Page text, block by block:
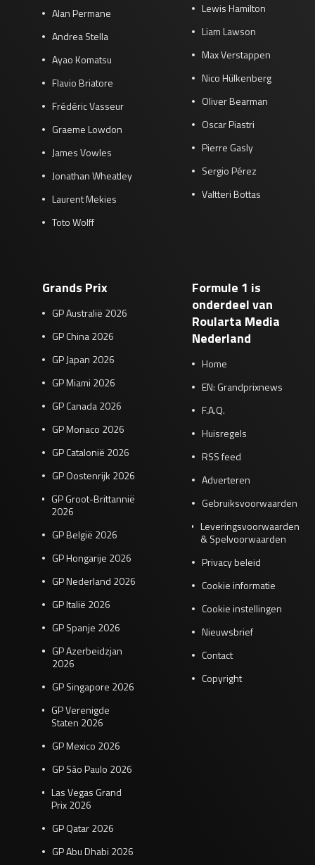
Alan Permane
Andrea Stella
Ayao Komatsu
Flavio Briatore
Frédéric Vasseur
Graeme Lowdon
James Vowles
Jonathan Wheatley
Laurent Mekies
Toto Wolff
Lewis Hamilton
Liam Lawson
Max Verstappen
Nico Hülkenberg
Oliver Bearman
Oscar Piastri
Pierre Gasly
Sergio Pérez
Valtteri Bottas
Grands Prix
GP Australië 2026
GP China 2026
GP Japan 2026
GP Miami 2026
GP Canada 2026
GP Monaco 2026
GP Catalonië 2026
GP Oostenrijk 2026
GP Groot-Brittannië
2026
GP België 2026
GP Hongarije 2026
GP Nederland 2026
GP Italië 2026
GP Spanje 2026
GP Azerbeidzjan
2026
GP Singapore 2026
GP Verenigde
Staten 2026
GP Mexico 2026
GP São Paulo 2026
Las Vegas Grand
Prix 2026
GP Qatar 2026
GP Abu Dhabi 2026
Formule 1 is
onderdeel van
Roularta Media
Nederland
Home
EN: Grandprixnews
F.A.Q.
Huisregels
RSS feed
Adverteren
Gebruiksvoorwaarden
Leveringsvoorwaarden
& Spelvoorwaarden
Privacy beleid
Cookie informatie
Cookie instellingen
Nieuwsbrief
Contact
Copyright